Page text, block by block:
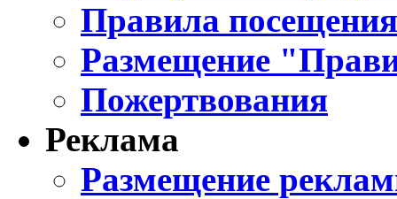
Правила
Размещение
Пожертвования
Реклама
Размещение